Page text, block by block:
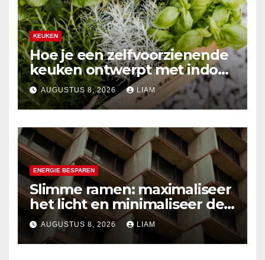
KEUKEN
Hoe je een zelfvoorzienende
keuken ontwerpt met indoor
kruidenkweek
AUGUSTUS 8, 2026 LIAM
ENERGIE BESPAREN
Slimme ramen: maximaliseer
het licht en minimaliseer de
hitte
AUGUSTUS 8, 2026 LIAM